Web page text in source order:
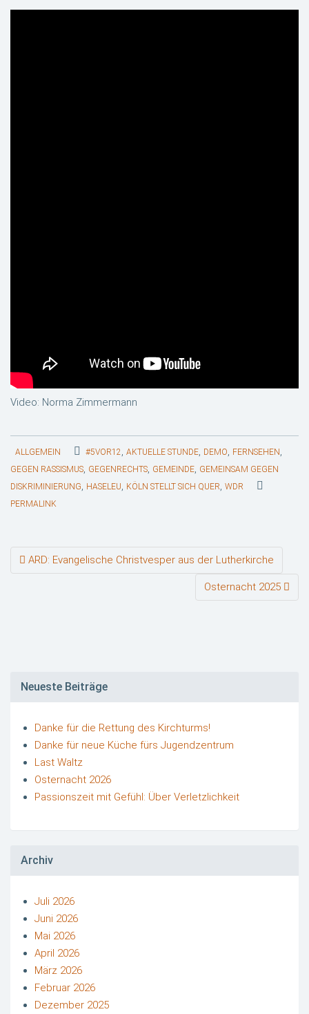
Video: Norma Zimmermann
ALLGEMEIN #5VOR12, AKTUELLE STUNDE, DEMO, FERNSEHEN,
GEGEN RASSISMUS, GEGENRECHTS, GEMEINDE, GEMEINSAM GEGEN
DISKRIMINIERUNG, HASELEU, KÖLN STELLT SICH QUER, WDR
PERMALINK
Beitragsnavigation
ARD: Evangelische Christvesper aus der Lutherkirche
Osternacht 2025
Neueste Beiträge
Danke für die Rettung des Kirchturms!
Danke für neue Küche fürs Jugendzentrum
Last Waltz
Osternacht 2026
Passionszeit mit Gefühl: Über Verletzlichkeit
Archiv
Juli 2026
Juni 2026
Mai 2026
April 2026
März 2026
Februar 2026
Dezember 2025